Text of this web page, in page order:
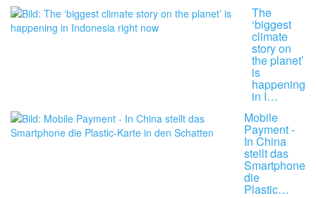
The
‘biggest
climate
story on
the planet’
is
happening
in I…
Mobile
Payment -
In China
stellt das
Smartphone
die
Plastic…